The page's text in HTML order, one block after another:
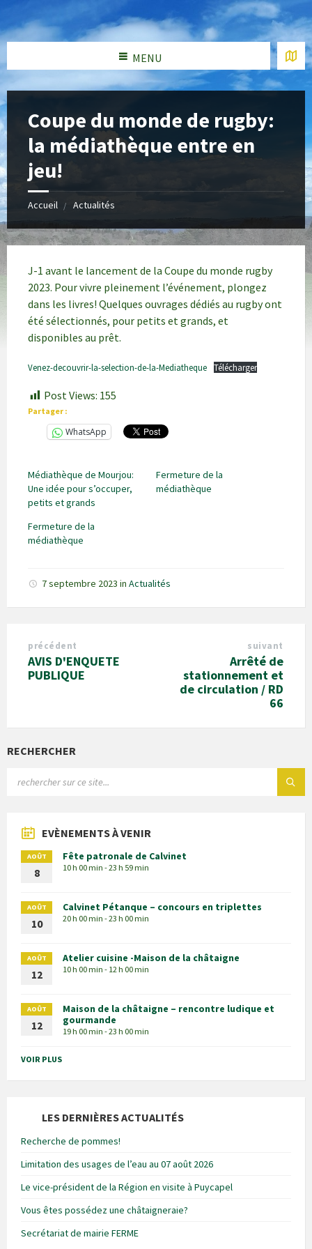
MENU
Coupe du monde de rugby:
la médiathèque entre en
jeu!
Accueil Actualités
J-1 avant le lancement de la Coupe du monde rugby
2023. Pour vivre pleinement l’événement, plongez
dans les livres! Quelques ouvrages dédiés au rugby ont
été sélectionnés, pour petits et grands, et
disponibles au prêt.
Venez-decouvrir-la-selection-de-la-Mediatheque Télécharger
Post Views: 155
Partager :
WhatsApp
Médiathèque de Mourjou:
Une idée pour s’occuper,
petits et grands
Fermeture de la
médiathèque
Fermeture de la
médiathèque
7 septembre 2023 in Actualités
précédent
AVIS D'ENQUETE
PUBLIQUE
suivant
Arrêté de
stationnement et
de circulation / RD
66
RECHERCHER
EVÈNEMENTS À VENIR
AOÛT
8
Fête patronale de Calvinet
10 h 00 min - 23 h 59 min
AOÛT
10
Calvinet Pétanque – concours en triplettes
20 h 00 min - 23 h 00 min
AOÛT
12
Atelier cuisine -Maison de la châtaigne
10 h 00 min - 12 h 00 min
AOÛT
12
Maison de la châtaigne – rencontre ludique et
gourmande
19 h 00 min - 23 h 00 min
VOIR PLUS
LES DERNIÈRES ACTUALITÉS
Recherche de pommes!
Limitation des usages de l’eau au 07 août 2026
Le vice-président de la Région en visite à Puycapel
Vous êtes possédez une châtaigneraie?
Secrétariat de mairie FERME